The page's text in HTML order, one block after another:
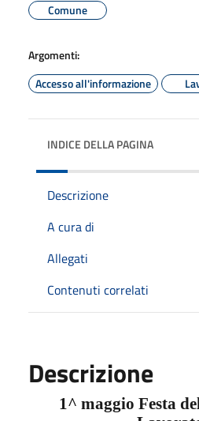
Comune
Argomenti:
Accesso all'informazione
INDICE DELLA PAGINA
Descrizione
A cura di
Allegati
Contenuti correlati
Descrizione
1^ maggio Festa